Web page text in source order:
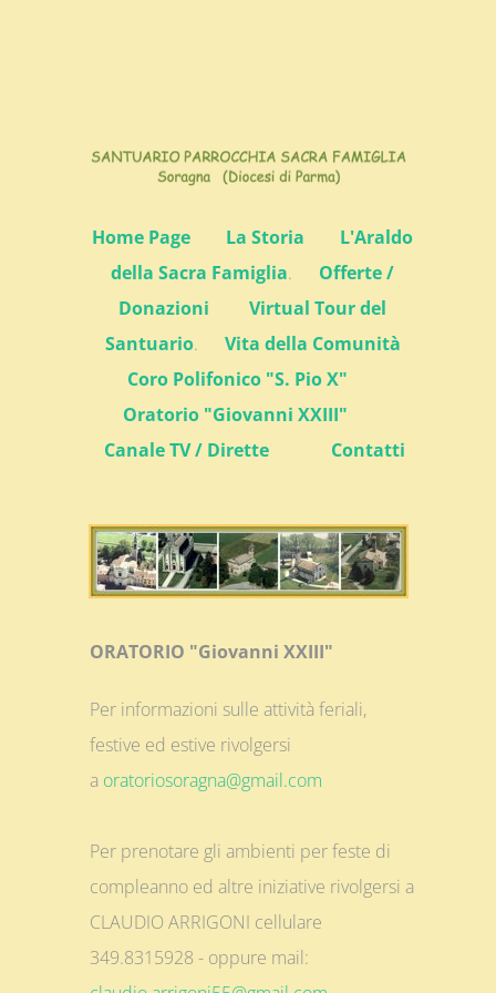
Home Page La Storia
L'Araldo
della Sacra Famiglia.
Offerte /
Donazioni
Virtual Tour del
Santuario.
Vita della Comunità
Coro Polifonico "S. Pio X"
Oratorio "Giovanni XXIII"
Canale TV / Dirette
Contatti
ORATORIO "Giovanni XXIII"
Per informazioni sulle attività feriali,
festive ed estive rivolgersi
a oratoriosoragna@gmail.com
Per prenotare gli ambienti per feste di
compleanno ed altre iniziative rivolgersi a
CLAUDIO ARRIGONI cellulare
349.8315928 - oppure mail: